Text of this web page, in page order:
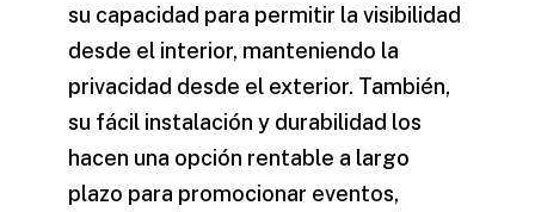
su capacidad para permitir la visibilidad
desde el interior, manteniendo la
privacidad desde el exterior. También,
su fácil instalación y durabilidad los
hacen una opción rentable a largo
plazo para promocionar eventos,